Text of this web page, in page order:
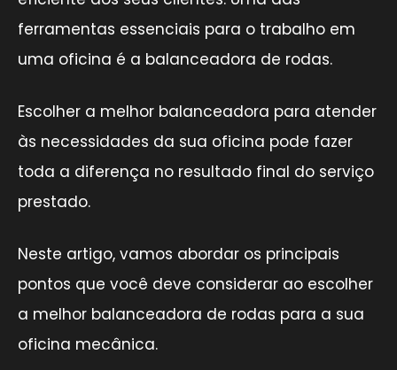
ferramentas essenciais para o trabalho em
uma oficina é a balanceadora de rodas.
Escolher a melhor balanceadora para atender
às necessidades da sua oficina pode fazer
toda a diferença no resultado final do serviço
prestado.
Neste artigo, vamos abordar os principais
pontos que você deve considerar ao escolher
a melhor balanceadora de rodas para a sua
oficina mecânica.